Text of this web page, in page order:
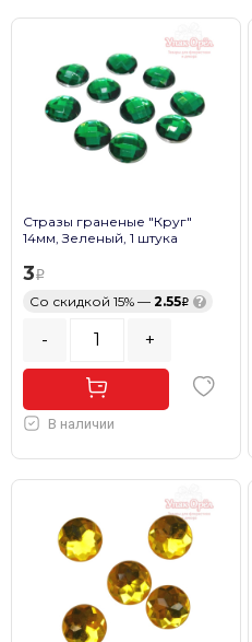
Стразы граненые "Круг"
14мм, Зеленый, 1 штука
3
Со скидкой 15% — 2.55 ?
- +
В наличии